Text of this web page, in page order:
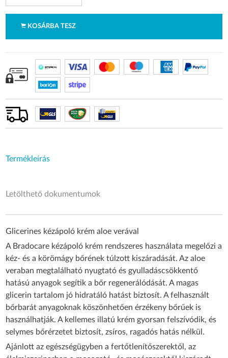
KOSÁRBA TESZ
Termékleírás
Letölthető dokumentumok
Glicerines kézápoló krém aloe verával
A Bradocare kézápoló krém rendszeres használata megelőzi a
kéz- és a körömágy bőrének túlzott kiszáradását. Az aloe
veraban megtalálható nyugtató és gyulladáscsökkentő
hatású anyagok segítik a bőr regenerálódását. A magas
glicerin tartalom jó hidratáló hatást biztosít. A felhasznált
bőrbarát anyagoknak köszönhetően érzékeny bőrűek is
használhatják. A kellemes illatú krém gyorsan felszívódik, és
selymes bőrérzetet biztosít, zsíros, ragadós hatás nélkül.
Ajánlott az egészségügyben a fertőtlenítőszerektől, az